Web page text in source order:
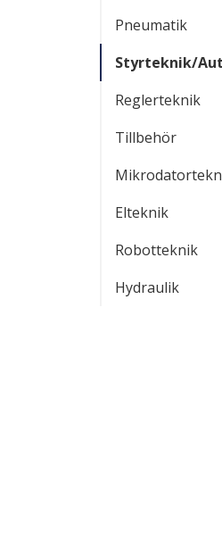
Pneumatik
Styrteknik/
Reglerteknik
Tillbehör
Elteknik
Robotteknik
Hydraulik